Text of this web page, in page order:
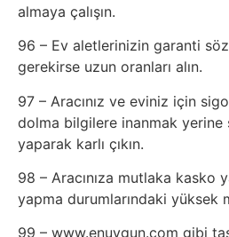
almaya çalışın.
96 – Ev aletlerinizin garanti
gerekirse uzun oranları alın.
97 – Aracınız ve eviniz için
dolma bilgilere inanmak yerine
yaparak karlı çıkın.
98 – Aracınıza mutlaka kasko
yapma durumlarındaki yüksek
99 – www.enuygun.com gibi